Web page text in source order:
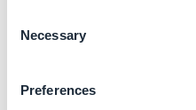
Selection
Necessary
PreferencesWeb App